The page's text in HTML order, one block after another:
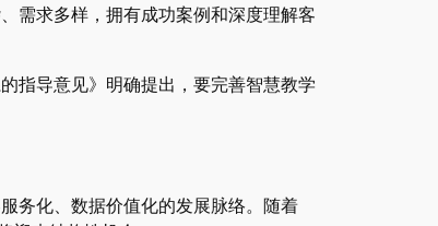
需求多样，拥有成功案例和深度理解客
指导意见》明确提出，要完善智慧教学
务化、数据价值化的发展脉络。随着